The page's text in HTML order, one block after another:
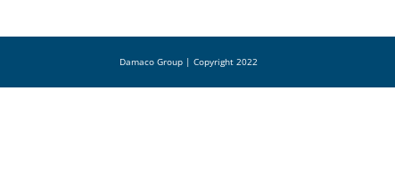
Damaco Group | Copyright 2022